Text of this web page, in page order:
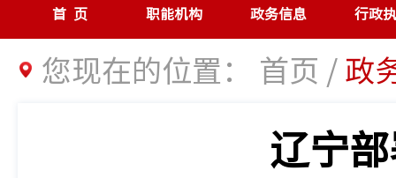
首页 职能机构 政务信息 行政
您现在的位置： 首页 /政
辽宁